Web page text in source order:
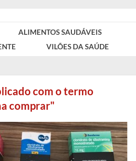
ALIMENTOS SAUDÁVEIS
VILÕES DA SAÚDE
com o termo
comprar"